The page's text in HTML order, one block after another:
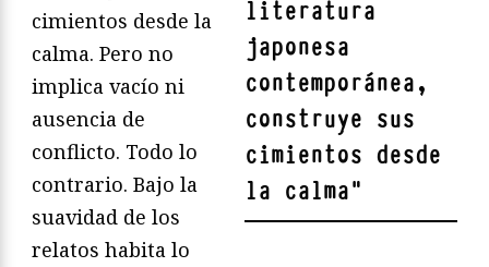
literatura
japonesa
contemporánea,
construye sus
cimientos desde
la calma"
cimientos desde la
calma. Pero no
implica vacío ni
ausencia de
conflicto. Todo lo
contrario. Bajo la
suavidad de los
relatos habita lo